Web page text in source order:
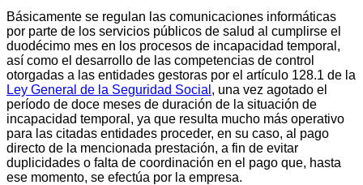
Básicamente se regulan las comunicaciones informáticas
por parte de los servicios públicos de salud al cumplirse el
duodécimo mes en los procesos de incapacidad temporal,
así como el desarrollo de las competencias de control
otorgadas a las entidades gestoras por el artículo 128.1 de la
Ley General de la Seguridad Social , una vez agotado el
período de doce meses de duración de la situación de
incapacidad temporal, ya que resulta mucho más operativo
para las citadas entidades proceder, en su caso, al pago
directo de la mencionada prestación, a fin de evitar
duplicidades o falta de coordinación en el pago que, hasta
ese momento, se efectúa por la empresa.